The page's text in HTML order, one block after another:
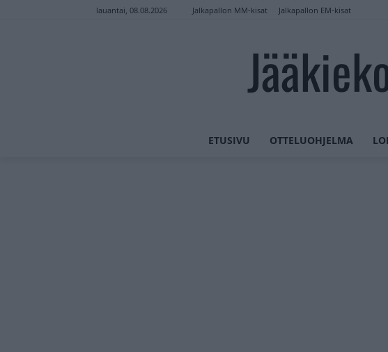
lauantai, 08.08.2026 Jalkapallon MM-kisat Jalkapallon EM-kisat
ETUSIVU OTTELUOHJELMA